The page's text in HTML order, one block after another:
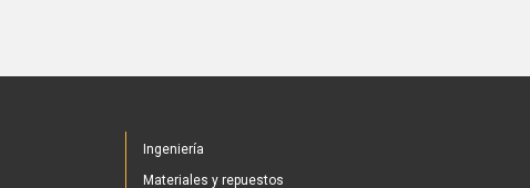
Ingeniería
Materiales y repuestos